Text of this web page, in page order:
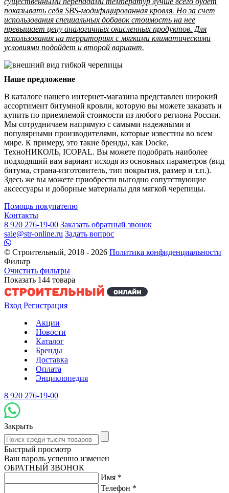
показывать себя SBS-модифицированная кровля. Но за счет
использования специальных добавок стоимость на нее
превышает цену аналогичных окисленных продуктов. Для
использования на территориях с мягкими климатическими
условиями подойдет и второй вариант.
Наше предложение
В каталоге нашего интернет-магазина представлен широкий
ассортимент битумной кровли, которую вы можете заказать и
купить по приемлемой стоимости из любого региона России.
Мы сотрудничаем напрямую с самыми надежными и
популярными производителями, которые известны во всем
мире. К примеру, это такие бренды, как Docke,
ТехноНИКОЛЬ, ICOPAL. Вы можете подобрать наиболее
подходящий вам вариант исходя из основных параметров (вид
битума, страна-изготовитель, тип покрытия, размер и т.п.).
Здесь же вы можете приобрести выгодно сопутствующие
аксессуары и доборные материалы для мягкой черепицы.
Помощь покупателю
Контакты
8 920 276-19-00 Заказать обратный звонок
sale@str-online.ru Задать вопрос
© Строительный, 2018 - 2026 Политика конфиденциальности
Фильтр
Очистить фильтры
Показать 144 товара
Вход Регистрация
Акции
Новости
Каталог
Бренды
Доставка
Оплата
Энциклопедия
8 920 276-19-00
Закрыть
Быстрый просмотр
Ваш пароль успешно изменен
ОБРАТНЫЙ ЗВОНОК
Имя *
Телефон *